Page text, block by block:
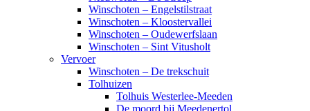
Winschoten – Engelstilstraat
Winschoten – Kloostervallei
Winschoten – Oudewerfslaan
Winschoten – Sint Vitusholt
Vervoer
Winschoten – De trekschuit
Tolhuizen
Tolhuis Westerlee-Meeden
De moord bij Meedenertol